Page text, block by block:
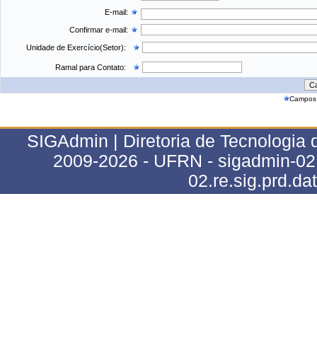
E-mail:
Confirmar e-mail:
Unidade de Exercício(Setor):
Ramal para Contato:
SIGAdmin | Diretoria de
2009-2026 - UFRN - sigadmin-